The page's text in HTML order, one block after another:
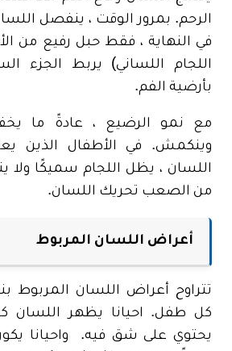
الرحم. بمرور الوقت ، ينفصل
في النهاية ، فقط حبل رفيع من
اللجام اللساني) يربط الجزء
بأرضية الفم.
مع نمو الرضيع ، عادةً ما
وينكمش. في الأطفال الذين
اللسان ، يظل اللجام سميكًا ولا
من الصعب تحريك اللسان.
أعراض اللسان المربوط
تتراوح أعراض اللسان المربوط
كل طفل. احيانا يظهر اللسان
يحتوي على شق فيه. واحيانا